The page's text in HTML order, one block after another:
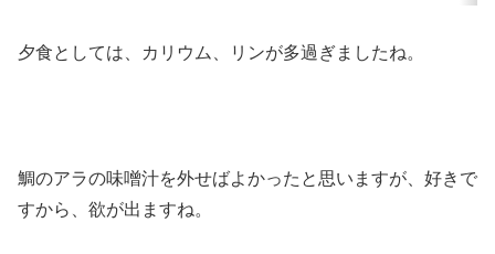
夕食としては、カリウム、リンが多過ぎましたね。
鯛のアラの味噌汁を外せばよかったと思いますが、好きで
すから、欲が出ますね。